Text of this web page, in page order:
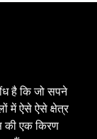
है कि जो सपने
में ऐसे ऐसे क्षेत्र
की एक किरण